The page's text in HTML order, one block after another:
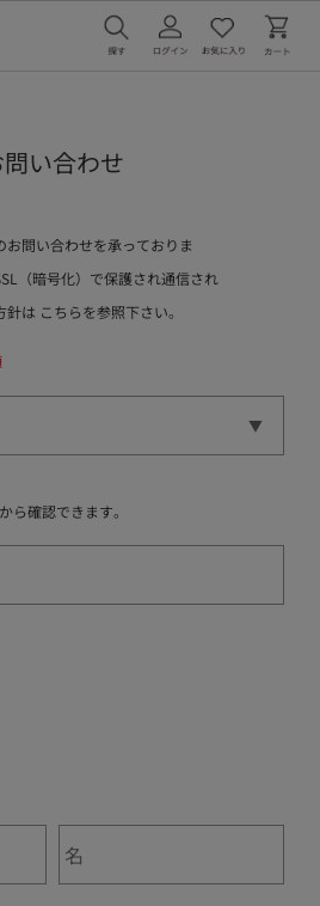
問い合わせ
問い合わせを承っておりま
（暗号化）で保護され通信され
針は こちらを参照下さい。
ら確認できます。